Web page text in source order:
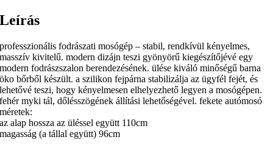
Leírás
professzionális fodrászati mosógép – stabil, rendkívül kényelmes,
masszív kivitelű. modern dizájn teszi gyönyörű kiegészítőjévé egy
modern fodrászszalon berendezésének. ülése kiváló minőségű barna
öko bőrből készült. a szilikon fejpárna stabilizálja az ügyfél fejét, és
lehetővé teszi, hogy kényelmesen elhelyezhető legyen a mosógépen.
fehér myki tál, dőlésszögének állítási lehetőségével. fekete autómosó
méretek:
az alap hossza az üléssel együtt 110cm
magasság (a tállal együtt) 96cm